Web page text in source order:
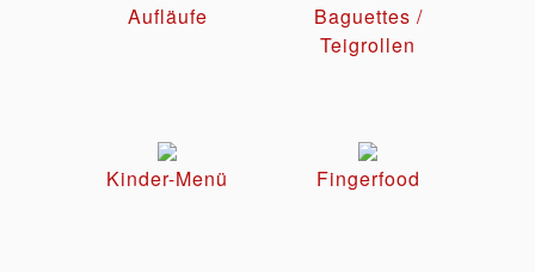
Aufläufe
Baguettes /
Teigrollen
Kinder-Menü Fingerfood